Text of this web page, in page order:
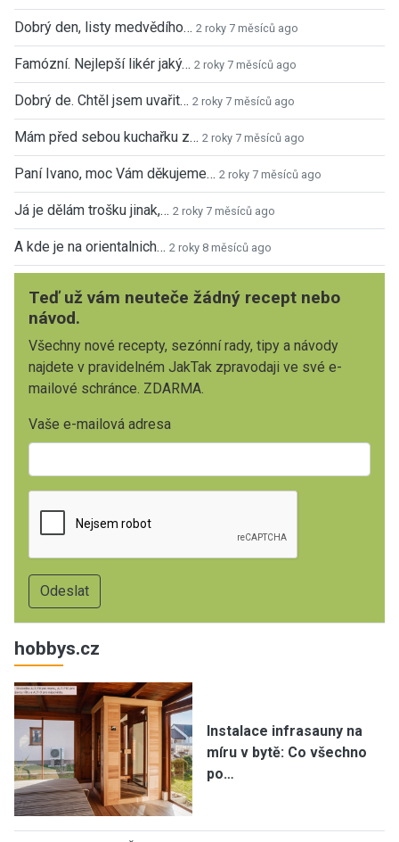
Dobrý den, listy medvědího… 2 roky 7 měsíců ago
Famózní. Nejlepší likér jaký… 2 roky 7 měsíců ago
Dobrý de. Chtěl jsem uvařit… 2 roky 7 měsíců ago
Mám před sebou kuchařku z… 2 roky 7 měsíců ago
Paní Ivano, moc Vám děkujeme… 2 roky 7 měsíců ago
Já je dělám trošku jinak,… 2 roky 7 měsíců ago
A kde je na orientalnich… 2 roky 8 měsíců ago
Teď už vám neuteče žádný recept nebo
návod.
Všechny nové recepty, sezónní rady, tipy a návody
najdete v pravidelném JakTak zpravodaji ve své e-
mailové schránce. ZDARMA.
Vaše e-mailová adresa
hobbys.cz
Instalace infrasauny na
míru v bytě: Co všechno
po…